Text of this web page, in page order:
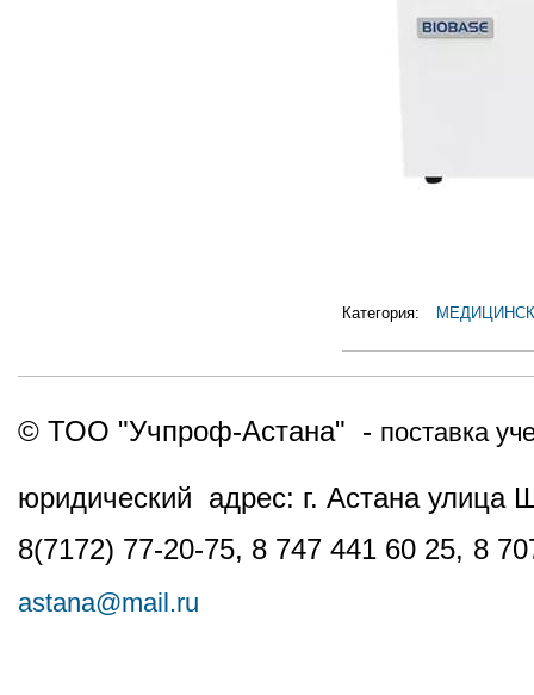
Категория:
© ТОО "Учпроф-Астана" - поставка
юридический адрес: г. Астана
8(7172) 77-20-75, 8 747 441 60 25, 8
astana@mail.ru